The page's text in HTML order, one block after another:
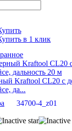
в 1 клик
Kraftool CL20 с
да...
34700-4_z01